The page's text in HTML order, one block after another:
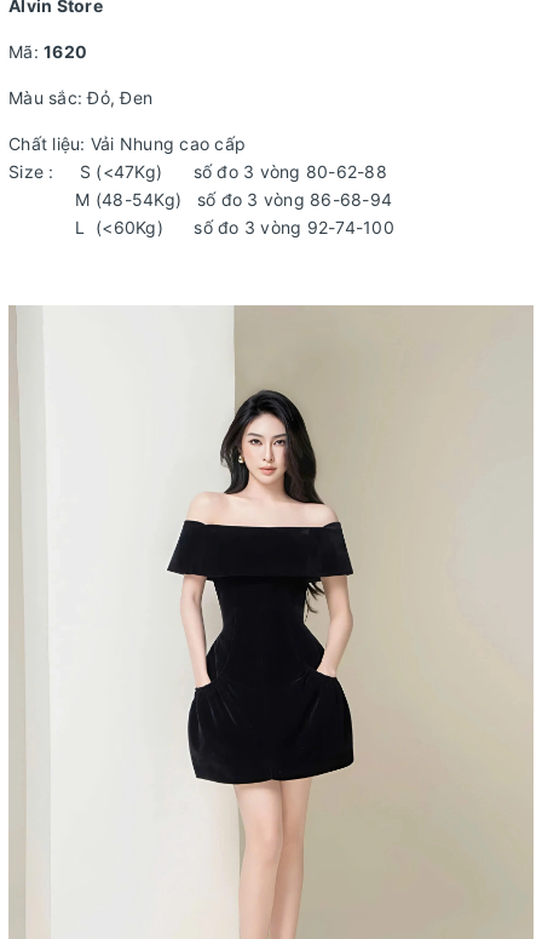
Alvin Store
Mã: 1620
Màu sắc: Đỏ, Đen
Chất liệu: Vải Nhung cao cấp
Size : S (<47Kg) số đo 3 vòng 80-62-88
M (48-54Kg) số đo 3 vòng 86-68-94
L (<60Kg) số đo 3 vòng 92-74-100